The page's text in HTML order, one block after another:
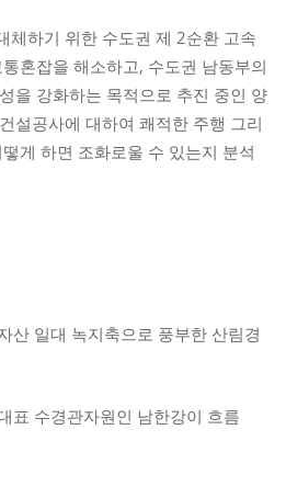
체하기 위한 수도권 제 2순환 고속
혼잡을 해소하고, 수도권 남동부의
을 강화하는 목적으로 추진 중인 양
설공사에 대하여 쾌적한 주행 그리
게 하면 조화로울 수 있는지 분석
산 일대 녹지축으로 풍부한 산림경
표 수경관자원인 남한강이 흐름